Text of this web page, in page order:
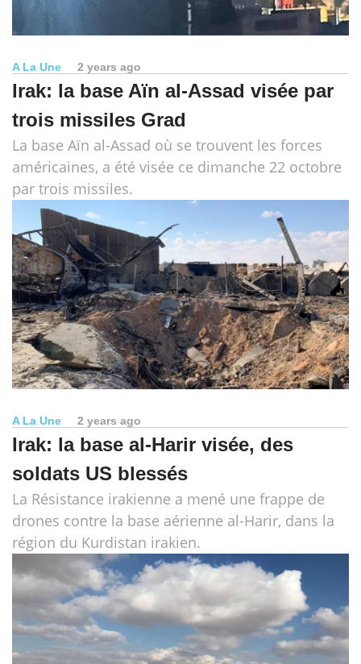
A La Une 2 years ago
Irak: la base Aïn al-Assad visée par
trois missiles Grad
La base Aïn al-Assad où se trouvent les forces
américaines, a été visée ce dimanche 22 octobre
par trois missiles.
A La Une 2 years ago
Irak: la base al-Harir visée, des
soldats US blessés
La Résistance irakienne a mené une frappe de
drones contre la base aérienne al-Harir, dans la
région du Kurdistan irakien.